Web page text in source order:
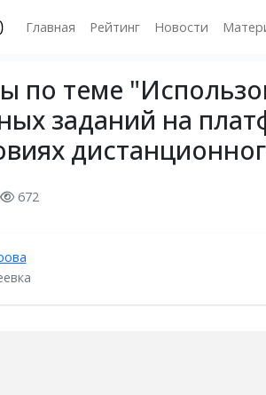
Главная Рейтинг Новости
по теме
заданий на
672